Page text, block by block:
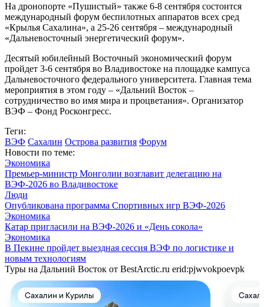
На дронопорте «Пушистый» также 6-8 сентября состоится
международный форум беспилотных аппаратов всех сред
«Крылья Сахалина», а 25-26 сентября – международный
«Дальневосточный энергетический форум».
Десятый юбилейный Восточный экономический форум
пройдет 3-6 сентября во Владивостоке на площадке кампуса
Дальневосточного федерального университета. Главная тема
мероприятия в этом году – «Дальний Восток –
сотрудничество во имя мира и процветания». Организатор
ВЭФ – Фонд Росконгресс.
Теги:
ВЭФ Сахалин Острова развития Форум
Новости по теме:
Экономика
Премьер-министр Монголии возглавит делегацию на
ВЭФ‑2026 во Владивостоке
Люди
Опубликована программа Спортивных игр ВЭФ-2026
Экономика
Катар пригласили на ВЭФ-2026 и «День сокола»
Экономика
В Пекине пройдет выездная сессия ВЭФ по логистике и
новым технологиям
Туры на Дальний Восток от BestArctic.ru erid:pjwvokpoevpk